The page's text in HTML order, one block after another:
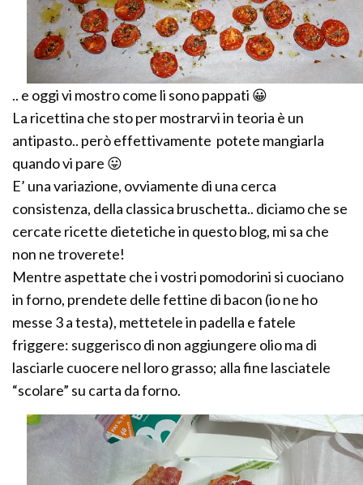
.. e oggi vi mostro come li sono pappati 😀
La ricettina che sto per mostrarvi in teoria è un
antipasto.. però effettivamente potete mangiarla
quando vi pare 😛
E’ una variazione, ovviamente di una cerca
consistenza, della classica bruschetta.. diciamo che se
cercate ricette dietetiche in questo blog, mi sa che
non ne troverete!
Mentre aspettate che i vostri pomodorini si cuociano
in forno, prendete delle fettine di bacon (io ne ho
messe 3 a testa), mettetele in padella e fatele
friggere: suggerisco di non aggiungere olio ma di
lasciarle cuocere nel loro grasso; alla fine lasciatele
“scolare” su carta da forno.